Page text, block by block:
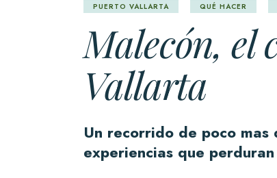
PUERTO VALLARTA QUÉ HACER
Malecón, el
Vallarta
Un recorrido de poco
experiencias que